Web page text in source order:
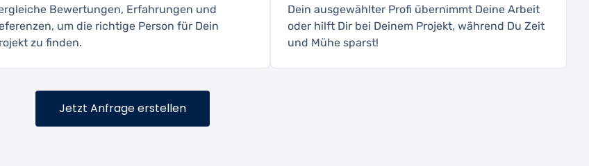
Bewertungen, Erfahrungen und
um die richtige Person für Dein
zu finden.
Dein ausgewählter Profi übernimmt Deine Arbeit
oder hilft Dir bei Deinem Projekt, während Du Zeit
und Mühe sparst!
Jetzt Anfrage erstellen